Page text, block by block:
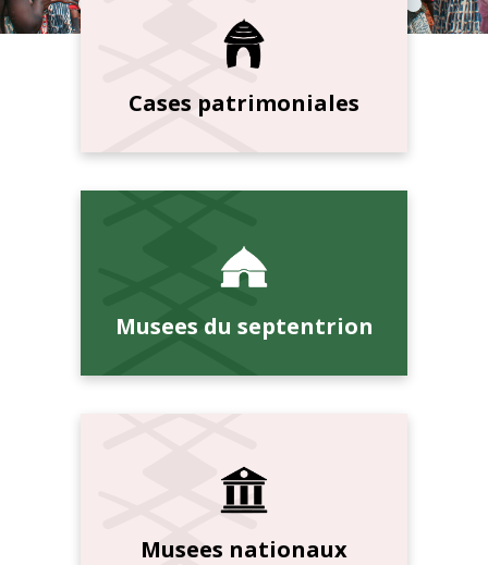
Cases patrimoniales
Musees du septentrion
Musees nationaux